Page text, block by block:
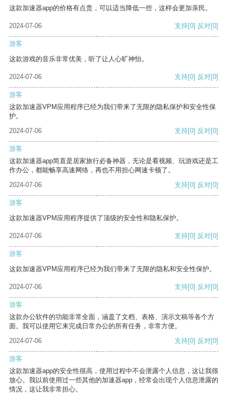
这款加速器app的价格有点贵，可以适当降低一些，这样会更加亲民。
2024-07-06 支持[0] 反对[0]
游客
这款游戏的音乐非常优美，听了让人心旷神怡。
2024-07-06 支持[0] 反对[0]
游客
这款加速器VPM应用程序已经为我们带来了无限的隐私保护和安全性保
护。
2024-07-06
支持[0] 反对[0]
游客
这款加速器app简直是居家旅行必备神器，无论是看视频、玩游戏还是工
作办公，都能畅享高速网络，再也不用担心网速卡顿了。
2024-07-06
支持[0] 反对[0]
游客
这款加速器VPM应用程序提供了顶级的安全性和隐私保护。
2024-07-06 支持[0] 反对[0]
游客
这款加速器VPM应用程序已经为我们带来了无限的隐私和安全性保护。
2024-07-06 支持[0] 反对[0]
游客
这款办公软件的功能非常全面，涵盖了文档、表格、演示文稿等各个方
面。我可以使用它来完成日常办公的所有任务，非常方便。
2024-07-06
支持[0] 反对[0]
游客
这款加速器app的安全性很高，使用过程中不会泄露个人信息，这让我很
放心。我以前使用过一些其他的加速器app，经常会出现个人信息泄露的
情况，这让我非常担心。